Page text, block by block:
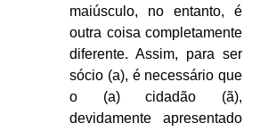
maiúsculo, no entanto, é
outra coisa completamente
diferente. Assim, para ser
sócio (a), é necessário que
o (a) cidadão (ã),
devidamente apresentado